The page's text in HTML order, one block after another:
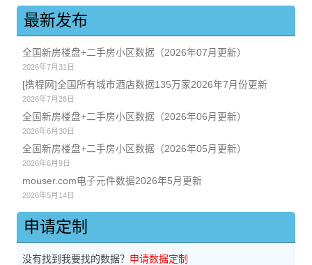
最新发布
全国新房楼盘+二手房小区数据（2026年07月更新）
2026年7月31日
[携程网]全国所有城市酒店数据135万家2026年7月份更新
2026年7月28日
全国新房楼盘+二手房小区数据（2026年06月更新）
2026年6月30日
全国新房楼盘+二手房小区数据（2026年05月更新）
2026年6月9日
mouser.com电子元件数据2026年5月更新
2026年5月14日
申请定制
没有找到我要找的数据？ 申请数据定制